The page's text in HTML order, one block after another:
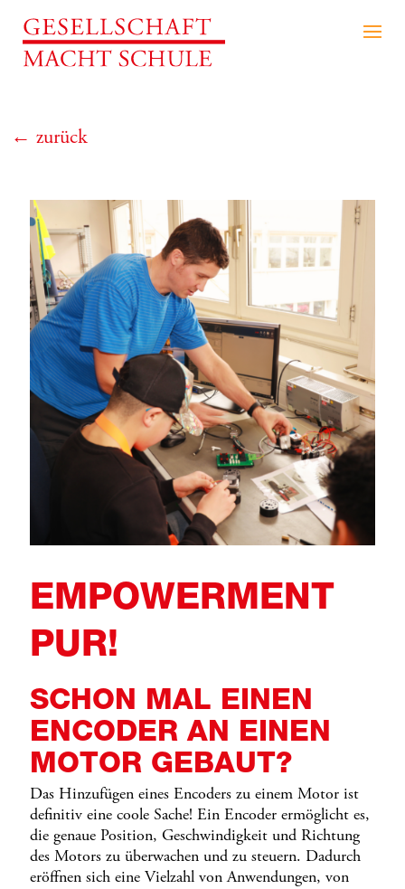
← zurück
EMPOWERMENT
PUR!
SCHON MAL EINEN
ENCODER AN EINEN
MOTOR GEBAUT?
Das Hinzufügen eines Encoders zu einem Motor ist
definitiv eine coole Sache! Ein Encoder ermöglicht es,
die genaue Position, Geschwindigkeit und Richtung
des Motors zu überwachen und zu steuern. Dadurch
eröffnen sich eine Vielzahl von Anwendungen, von